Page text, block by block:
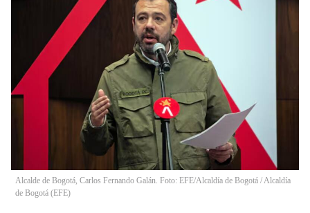
Alcalde de Bogotá, Carlos Fernando Galán. Foto: EFE/Alcaldía de Bogotá / Alcaldía
de Bogotá (EFE)